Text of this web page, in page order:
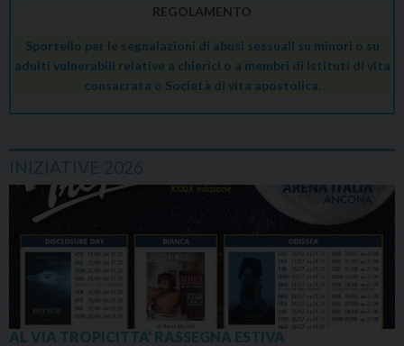
REGOLAMENTO
Sportello per le segnalazioni di abusi sessuali su minori o su
adulti vulnerabili relative a chierici o a membri di Istituti di vita
consacrata o Società di vita apostolica.
INIZIATIVE 2026
AL VIA TROPICITTA’ RASSEGNA ESTIVA